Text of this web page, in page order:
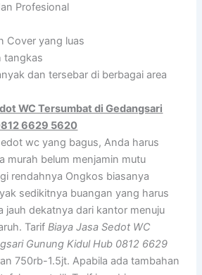
Profesional
Cover yang luas
tangkas
dan tersebar di berbagai area
WC Tersumbat di Gedangsari
6629 5620
wc yang bagus, Anda harus
murah belum menjamin mutu
rendahnya Ongkos biasanya
sedikitnya buangan yang harus
jauh dekatnya dari kantor menuju
TarifBiaya Jasa Sedot WC
Gunung Kidul Hub 0812 6629
750rb-1.5jt. Apabila ada tambahan